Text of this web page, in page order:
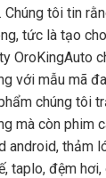
tôi tin
tức là tạo
OroKingAuto
với mẫu mã
chúng tôi
mà còn phim
android, thảm
taplo, đệm